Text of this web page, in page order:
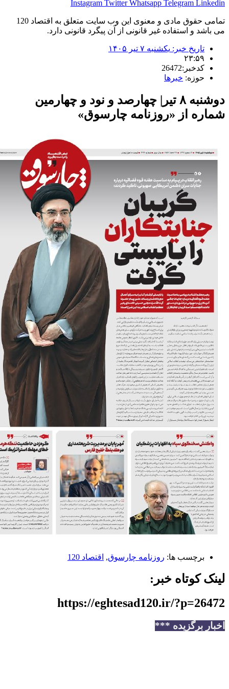
Instagram Twitter Whatsapp Telegram
تمامی حقوق مادی و معنوی این وب سایت متعلق به اقتصاد 120
و استفاده غیر قانونی از آن پیگرد قانونی دارد.
خبر: یکشنبه ۷ تیر ۱۴۰۵
خبرها
دوشنبه ۸ تیر| چهارصد و نود و چهارمین
از «روزنامه چارسوق»
ها:️روزنامه چارسوق,اقتصاد 120
خبر:
https://eghtesad120.ir/
برگزیده ***